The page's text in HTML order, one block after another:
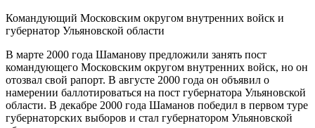
Командующий Московским округом внутренних войск и
губернатор Ульяновской области
В марте 2000 года Шаманову предложили занять пост
командующего Московским округом внутренних войск, но он
отозвал свой рапорт. В августе 2000 года он объявил о
намерении баллотироваться на пост губернатора Ульяновской
области. В декабре 2000 года Шаманов победил в первом туре
губернаторских выборов и стал губернатором Ульяновской